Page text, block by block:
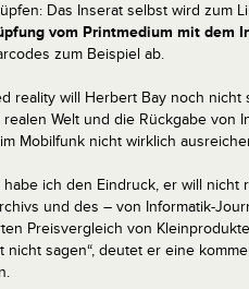
Das Inserat selbst wird zum
vom Printmedium mit dem
zum Beispiel ab.
reality will Herbert Bay noch
Welt und die Rückgabe von
Mobilfunk nicht wirklich
ich den Eindruck, er will
und des – von Informatik-
Preisvergleich von
nicht sagen“, deutet er eine